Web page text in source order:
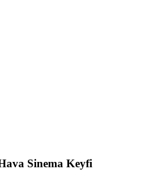
Sinema Keyfi